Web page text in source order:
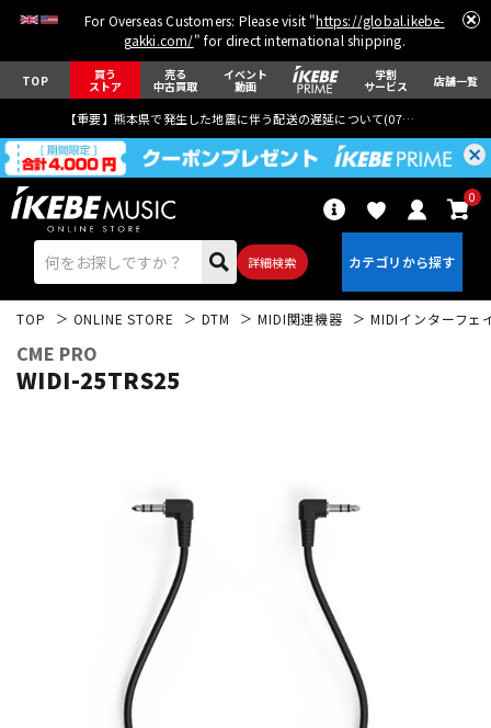
For Overseas Customers: Please visit "https://global.ikebe-
gakki.com/" for direct international shipping.
TOP 買う
ストア
売る
中古買取
イベント
動画
学割
サービス 店舗一覧
【重要】熊本県で発生した地震に伴う配送の遅延について(07月29日
詳細検索
0
ウクレレ
パーカッション
キーボード 電子ピアノ
TOP ONLINE STORE DTM MIDI関連機器 MIDIインターフェ
CME PRO
WIDI-25TRS25